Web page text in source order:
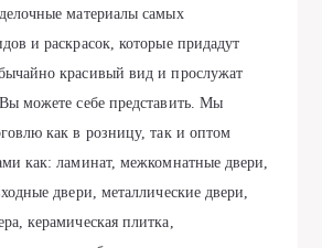
материалы самых
и раскрасок, которые придадут
красивый вид и прослужат
можете себе представить. Мы
как в розницу, так и оптом
как: ламинат, межкомнатные двери,
двери, металлические двери,
керамическая плитка,